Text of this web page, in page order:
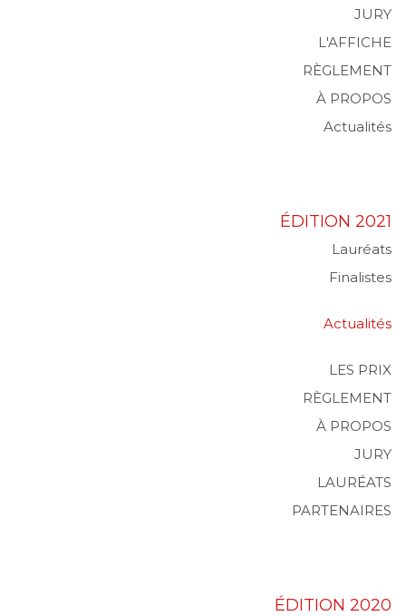
JURY
L'AFFICHE
RÈGLEMENT
À PROPOS
Actualités
ÉDITION 2021
Lauréats
Finalistes
Actualités
LES PRIX
RÈGLEMENT
À PROPOS
JURY
LAURÉATS
PARTENAIRES
ÉDITION 2020